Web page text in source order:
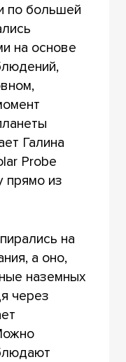
по большей
на основе
Галина
Probe
прямо из
на
а оно,
наземных
через